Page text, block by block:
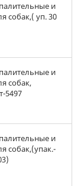
и
собак,( уп. 30
и
собак,
5497
и
собак,(упак.-